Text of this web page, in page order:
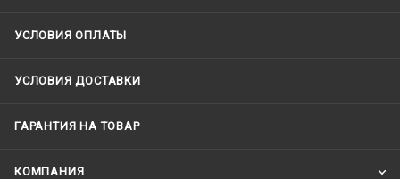
УСЛОВИЯ ОПЛАТЫ
УСЛОВИЯ ДОСТАВКИ
ГАРАНТИЯ НА ТОВАР
КОМПАНИЯ